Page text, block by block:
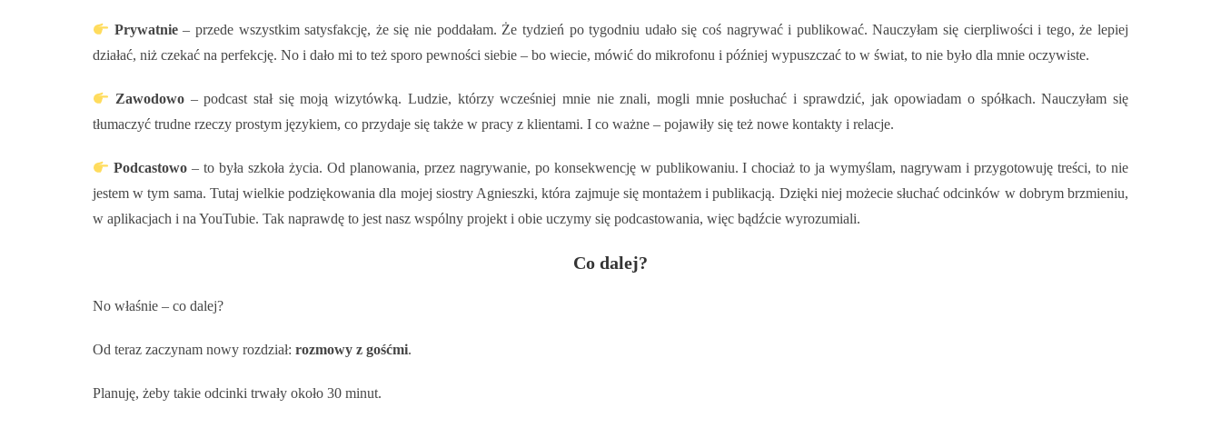
Prywatnie– przede wszystkim satysfakcję, że się nie poddałam. Że tydzień po tygodniu udało się coś nagrywać i publikować. Nauczyłam się cierpliwości i tego, że lepiej
działać, niż czekać na perfekcję. No i dało mi to też sporo pewności siebie – bo wiecie, mówić do mikrofonu i później wypuszczać to w świat, to nie było dla mnie oczywiste.
Zawodowo– podcast stał się moją wizytówką. Ludzie, którzy wcześniej mnie nie znali, mogli mnie posłuchać i sprawdzić, jak opowiadam o spółkach. Nauczyłam się
tłumaczyć trudne rzeczy prostym językiem, co przydaje się także w pracy z klientami. I co ważne – pojawiły się też nowe kontakty i relacje.
Podcastowo – to była szkoła życia. Od planowania, przez nagrywanie, po konsekwencję w publikowaniu. I chociaż to ja wymyślam, nagrywam i przygotowuję treści, to nie
jestem w tym sama. Tutaj wielkie podziękowania dla mojej siostry Agnieszki, która zajmuje się montażem i publikacją. Dzięki niej możecie słuchać odcinków w dobrym brzmieniu,
w aplikacjach i na YouTubie. Tak naprawdę to jest nasz wspólny projekt i obie uczymy się podcastowania, więc bądźcie wyrozumiali.
Co dalej?
No właśnie – co dalej?
Od teraz zaczynam nowy rozdział: rozmowy z gośćmi.
Planuję, żeby takie odcinki trwały około 30 minut.